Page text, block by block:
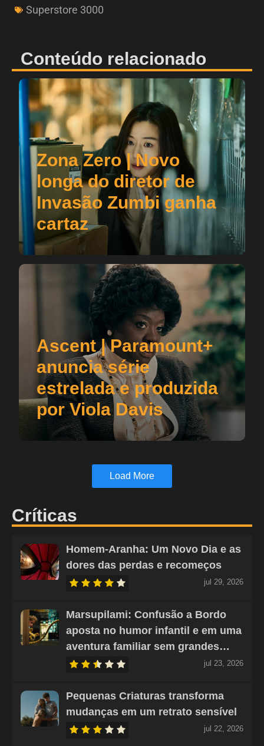
Superstore 3000
Conteúdo relacionado
Zona Zero | Novo
longa do diretor de
Invasão Zumbi ganha
cartaz
Ascent | Paramount+
anuncia série
estrelada e produzida
por Viola Davis
Load More
Críticas
Homem-Aranha: Um Novo Dia e as
dores das perdas e recomeços
jul 29, 2026
Marsupilami: Confusão a Bordo
aposta no humor infantil e em uma
aventura familiar sem grandes…
jul 23, 2026
Pequenas Criaturas transforma
mudanças em um retrato sensível
jul 22, 2026